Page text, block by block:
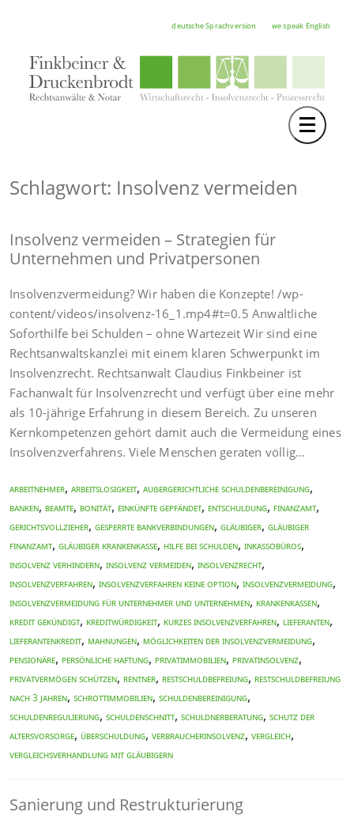
deutsche Sprachversion we speak English
Toggle
RECHTSGEBIETE
FORTBILDUNGEN
KARRIERE
SERVICE
Schlagwort: Insolvenz vermeiden
Insolvenz vermeiden – Strategien für
Unternehmen und Privatpersonen
Insolvenzvermeidung? Wir haben die Konzepte! /wp-
content/videos/insolvenz-16_1.mp4#t=0.5 Anwaltliche
Soforthilfe bei Schulden – ohne Wartezeit Wir sind eine
Rechtsanwaltskanzlei mit einem klaren Schwerpunkt im
Insolvenzrecht. Rechtsanwalt Claudius Finkbeiner ist
Fachanwalt für Insolvenzrecht und verfügt über eine mehr
als 10-jährige Erfahrung in diesem Bereich. Zu unseren
Kernkompetenzen gehört damit auch die Vermeidung eines
Insolvenzverfahrens. Viele Menschen geraten völlig…
Arbeitnehmer, Arbeitslosigkeit, Außergerichtliche Schuldenbereinigung,
Banken, Beamte, Bonität, Einkünfte gepfändet, Entschuldung, Finanzamt,
Gerichtsvollzieher, gesperrte Bankverbindungen, Gläubiger, Gläubiger
Finanzamt, Gläubiger Krankenkasse, Hilfe bei Schulden, Inkassobüros,
Insolvenz verhindern, Insolvenz vermeiden, Insolvenzrecht,
Insolvenzverfahren, Insolvenzverfahren keine Option, Insolvenzvermeidung,
Insolvenzvermeidung für Unternehmer und Unternehmen, Krankenkassen,
Kredit gekündigt, Kreditwürdigkeit, kurzes Insolvenzverfahren, Lieferanten,
Lieferantenkredit, Mahnungen, Möglichkeiten der Insolvenzvermeidung,
Pensionäre, persönliche Haftung, Privatimmobilien, Privatinsolvenz,
Privatvermögen schützen, Rentner, Restschuldbefreiung, Restschuldbefreiung
nach 3 Jahren, Schrottimmobilien, Schuldenbereinigung,
Schuldenregulierung, Schuldenschnitt, Schuldnerberatung, Schutz der
Altersvorsorge, Überschuldung, Verbraucherinsolvenz, Vergleich,
Vergleichsverhandlung mit Gläubigern
Sanierung und Restrukturierung